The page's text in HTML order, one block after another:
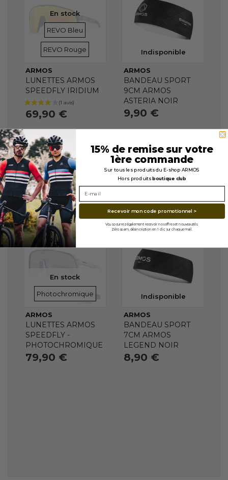
En stock
VERRES
REVO Bleu
VERRES
REVO Rouge
ARMOS
LUNETTES ARMOS
SPEEDFLY IRIDIUM
69,90 €
Indisponible
ARMOS
BANDEAU SPORT
9CM ARMOS
ASTERIA NOIR
9,90 €
En stock
VERRES
Photochromique
ARMOS
LUNETTES ARMOS
SPEEDFLY -
PHOTOCHROMIQUE
79,90 €
Indisponible
ARMOS
BANDEAU SPORT
7CM ARMOS
LEGEND NOIR
8,90 €
15% de remise sur votre
1ère commande
Sur tous les produits du E-shop ARMOS
Hors produitsboutique club
Recevoir mon code promotionnel >
Vous pourrez également recevoir nos offres et nouveautés.
Zéro spam, désincription en 1 clic sur chaque mail.